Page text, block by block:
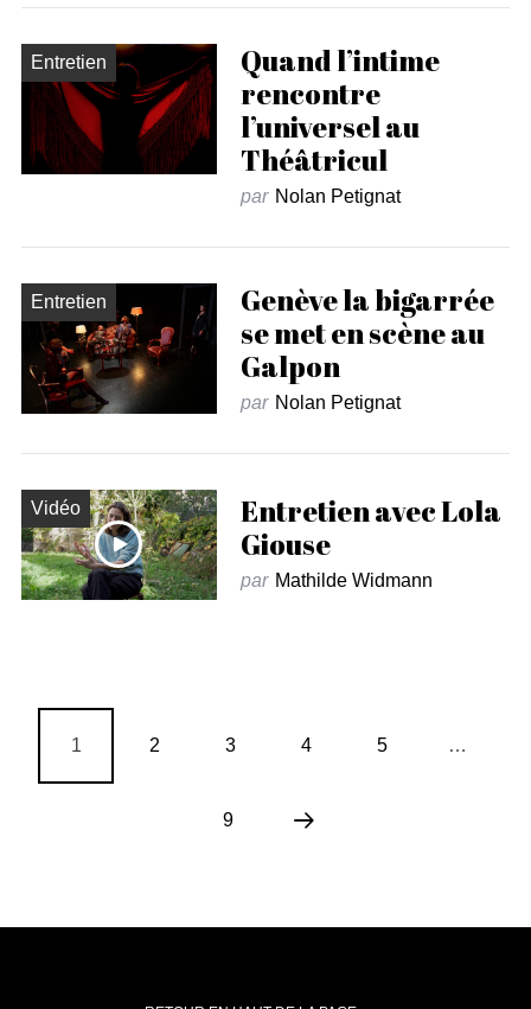
Entretien
Quand l’intime
rencontre
l’universel au
Théâtricul
par Nolan Petignat
Entretien
Genève la bigarrée
se met en scène au
Galpon
par Nolan Petignat
Vidéo
Entretien avec Lola
Giouse
par Mathilde Widmann
1 2 3 4 5 …
9